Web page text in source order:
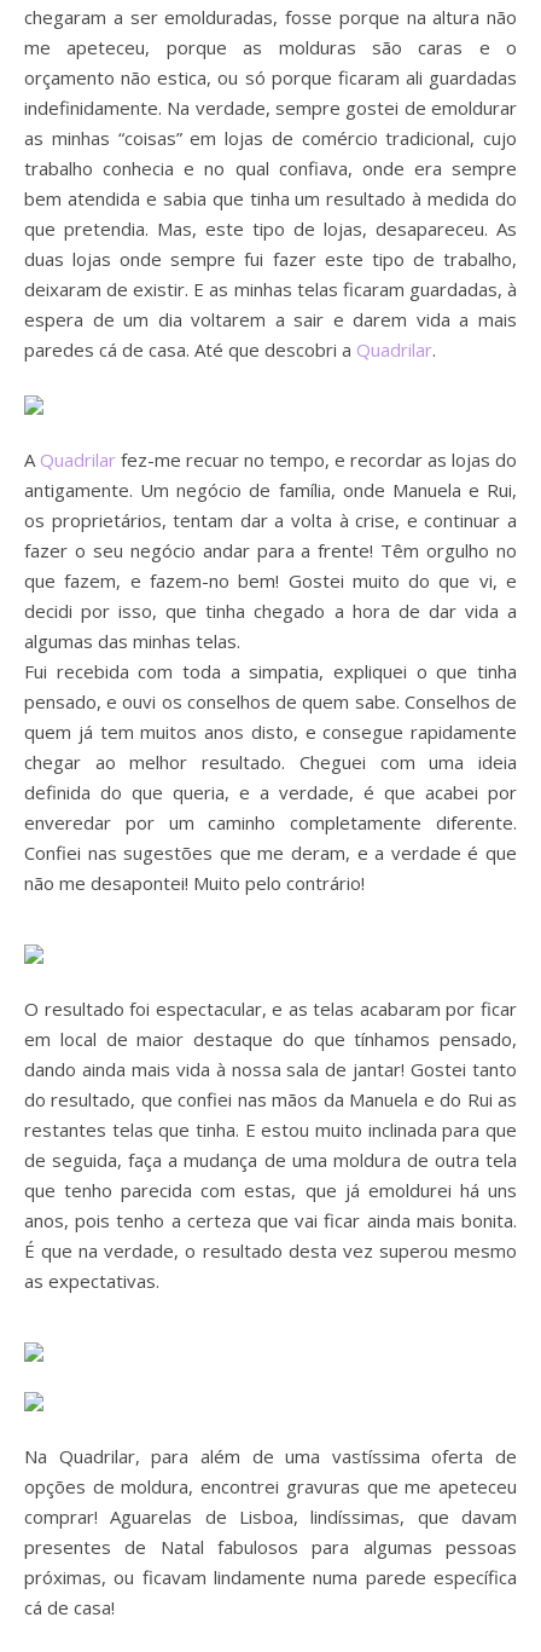
chegaram a ser emolduradas, fosse porque na altura não
me apeteceu, porque as molduras são caras e o
orçamento não estica, ou só porque ficaram ali guardadas
indefinidamente. Na verdade, sempre gostei de emoldurar
as minhas “coisas” em lojas de comércio tradicional, cujo
trabalho conhecia e no qual confiava, onde era sempre
bem atendida e sabia que tinha um resultado à medida do
que pretendia. Mas, este tipo de lojas, desapareceu. As
duas lojas onde sempre fui fazer este tipo de trabalho,
deixaram de existir. E as minhas telas ficaram guardadas, à
espera de um dia voltarem a sair e darem vida a mais
paredes cá de casa. Até que descobri a Quadrilar.
A Quadrilar fez-me recuar no tempo, e recordar as lojas do
antigamente. Um negócio de família, onde Manuela e Rui,
os proprietários, tentam dar a volta à crise, e continuar a
fazer o seu negócio andar para a frente! Têm orgulho no
que fazem, e fazem-no bem! Gostei muito do que vi, e
decidi por isso, que tinha chegado a hora de dar vida a
algumas das minhas telas.
Fui recebida com toda a simpatia, expliquei o que tinha
pensado, e ouvi os conselhos de quem sabe. Conselhos de
quem já tem muitos anos disto, e consegue rapidamente
chegar ao melhor resultado. Cheguei com uma ideia
definida do que queria, e a verdade, é que acabei por
enveredar por um caminho completamente diferente.
Confiei nas sugestões que me deram, e a verdade é que
não me desapontei! Muito pelo contrário!
O resultado foi espectacular, e as telas acabaram por ficar
em local de maior destaque do que tínhamos pensado,
dando ainda mais vida à nossa sala de jantar! Gostei tanto
do resultado, que confiei nas mãos da Manuela e do Rui as
restantes telas que tinha. E estou muito inclinada para que
de seguida, faça a mudança de uma moldura de outra tela
que tenho parecida com estas, que já emoldurei há uns
anos, pois tenho a certeza que vai ficar ainda mais bonita.
É que na verdade, o resultado desta vez superou mesmo
as expectativas.
Na Quadrilar, para além de uma vastíssima oferta de
opções de moldura, encontrei gravuras que me apeteceu
comprar! Aguarelas de Lisboa, lindíssimas, que davam
presentes de Natal fabulosos para algumas pessoas
próximas, ou ficavam lindamente numa parede específica
cá de casa!